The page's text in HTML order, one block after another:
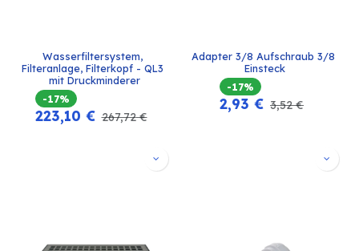
Wasserfiltersystem,
Filteranlage, Filterkopf - QL3
mit Druckminderer
-17%
223,10 € 267,72€
Adapter 3/8 Aufschraub 3/8
Einsteck
-17%
2,93 € 3,52€